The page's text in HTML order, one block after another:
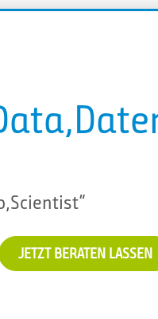
JETZT BERATEN LASSEN